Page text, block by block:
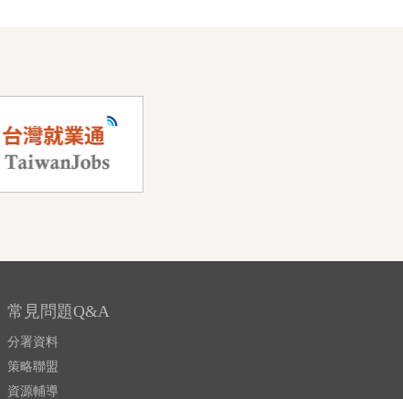
常見問題Q&A
分署資料
策略聯盟
資源輔導